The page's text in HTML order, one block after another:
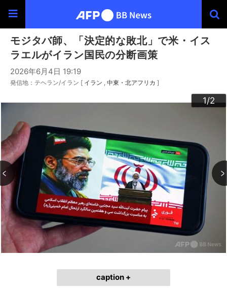
モジタバ師、「決定的な敗北」で米・イス
ラエルがイラン国民の分断画策
2026年6月4日 19:19
発信地：テヘラン/イラン [ イラン 中東・北アフリカ ]
1/2
2/2
caption +